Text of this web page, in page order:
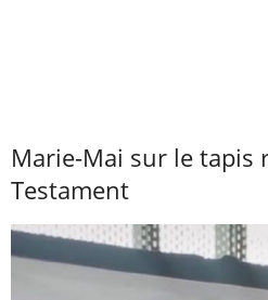
Marie-Mai sur le tapis
Testament